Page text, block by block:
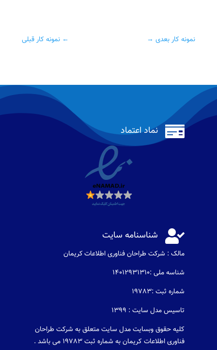
←نمونه کار قبلی نمونه کار بعدی→
 نماد اعتماد
 شناسنامه سایت
مالک : شرکت طراحان فناوری اطلاعات كريمان
شناسه ملی :14012931310
شماره ثبت :19783
تاسیس مدل سایت : 1399
کلیه حقوق وبسایت مدل سایت متعلق به شرکت طراحان
فناوری اطلاعات کریمان به شماره ثبت 19783 می باشد .